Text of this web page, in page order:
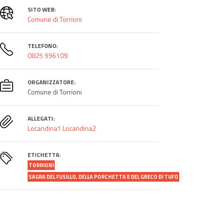
SITO WEB:
Comune di Torrioni
TELEFONO:
0825 996109
ORGANIZZATORE:
Comune di Torrioni
ALLEGATI:
Locandina1 Locandina2
ETICHETTA:
TORRIONI
SAGRA DEL FUSILLO, DELLA PORCHETTA E DEL GRECO DI TUFO